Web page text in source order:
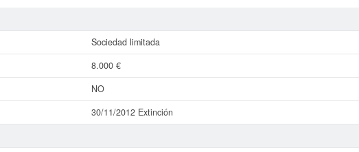
Sociedad limitada
8.000 €
NO
30/11/2012 Extinción